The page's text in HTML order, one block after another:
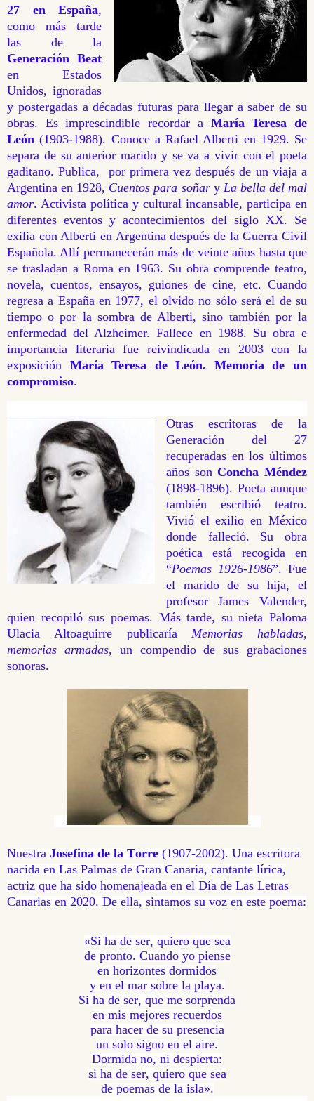
27 en España,
como más tarde
las de la
Generación Beat
en Estados
Unidos, ignoradas
y postergadas a décadas futuras para llegar a saber de su
obras. Es imprescindible recordar a María Teresa de
León(1903-1988). Conoce a Rafael Alberti en 1929. Se
separa de su anterior marido y se va a vivir con el poeta
gaditano. Publica, por primera vez después de un viaja a
Argentina en 1928, Cuentos para soñar yLa bella del mal
amor. Activista política y cultural incansable, participa en
diferentes eventos y acontecimientos del siglo XX. Se
exilia con Alberti en Argentina después de la Guerra Civil
Española. Allí permanecerán más de veinte años hasta que
se trasladan a Roma en 1963. Su obra comprende teatro,
novela, cuentos, ensayos, guiones de cine, etc. Cuando
regresa a España en 1977, el olvido no sólo será el de su
tiempo o por la sombra de Alberti, sino también por la
enfermedad del Alzheimer. Fallece en 1988. Su obra e
importancia literaria fue reivindicada en 2003 con la
exposición María Teresa de León. Memoria de un
compromiso.
Otras escritoras de la
Generación del 27
recuperadas en los últimos
años son Concha Méndez
(1898-1896). Poeta aunque
también escribió teatro.
Vivió el exilio en México
donde falleció. Su obra
poética está recogida en
“Poemas 1926-1986”. Fue
el marido de su hija, el
profesor James Valender,
quien recopiló sus poemas. Más tarde, su nieta Paloma
Ulacia Altoaguirre publicaría Memorias habladas,
memorias armadas, un compendio de sus grabaciones
sonoras.
Nuestra Josefina de la Torre (1907-2002). Una escritora
nacida en Las Palmas de Gran Canaria, cantante lírica,
actriz que ha sido homenajeada en el Día de Las Letras
Canarias en 2020. De ella, sintamos su voz en este poema:
«Si ha de ser, quiero que sea
de pronto. Cuando yo piense
en horizontes dormidos
y en el mar sobre la playa.
Si ha de ser, que me sorprenda
en mis mejores recuerdos
para hacer de su presencia
un solo signo en el aire.
Dormida no, ni despierta:
si ha de ser, quiero que sea
de poemas de la isla».